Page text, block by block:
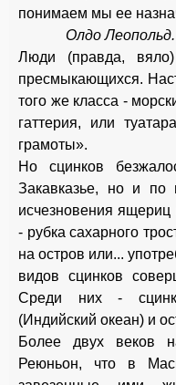
понимаем мы ее
Олдо
Люди (правда,
пресмыкающихся.
того же класса -
гаттерия, или
грамоты».
Но сцинков
Закавказье, но и
исчезновения
- рубка сахарного
на остров или...
видов сцинков
Среди них -
(Индийский океан) и
Более двух веков
Реюньон, что в